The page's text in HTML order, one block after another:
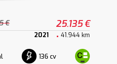
€ 25.135 €
2021 41.944 km
136 cv